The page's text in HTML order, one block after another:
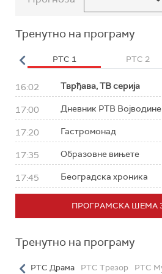
Тренутно на програму
РТС 1 РТС 2
16:02 Тврђава, ТВ серија
17:00 Дневник РТВ Војводине
17:20 Гастромонад
17:35 Образовне вињете
17:45 Београдска хроника
ПРОГРАМСКА ШЕМА
Тренутно на програму
РТС Драма РТС Трезор РТС